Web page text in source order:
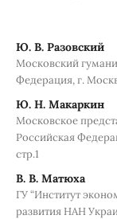
Ю. В. Разовский
Московский
Федерация, г.
Ю. Н. Макаркин
Московское
Российская
стр.1
В. В. Матюха
ГУ “Институт
развития НАН